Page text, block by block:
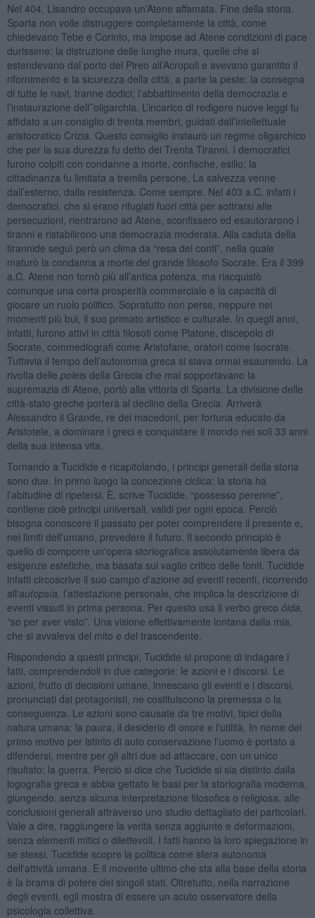
Nel 404, Lisandro occupava un’Atene affamata. Fine della storia.
Sparta non volle distruggere completamente la città, come
chiedevano Tebe e Corinto, ma impose ad Atene condizioni di pace
durissime: la distruzione delle lunghe mura, quelle che si
estendevano dal porto del Pireo all’Acropoli e avevano garantito il
rifornimento e la sicurezza della città, a parte la peste; la consegna
di tutte le navi, tranne dodici; l’abbattimento della democrazia e
l’instaurazione dell’’oligarchia. L’incarico di redigere nuove leggi fu
affidato a un consiglio di trenta membri, guidati dall’intellettuale
aristocratico Crizia. Questo consiglio instaurò un regime oligarchico
che per la sua durezza fu detto dei Trenta Tiranni. I democratici
furono colpiti con condanne a morte, confische, esilio; la
cittadinanza fu limitata a tremila persone. La salvezza venne
dall’esterno, dalla resistenza. Come sempre. Nel 403 a.C. infatti i
democratici, che si erano rifugiati fuori città per sottrarsi alle
persecuzioni, rientrarono ad Atene, sconfissero ed esautorarono i
tiranni e ristabilirono una democrazia moderata. Alla caduta della
tirannide seguì però un clima da “resa dei conti”, nella quale
maturò la condanna a morte del grande filosofo Socrate. Era il 399
a.C. Atene non tornò più all’antica potenza, ma riacquistò
comunque una certa prosperità commerciale e la capacità di
giocare un ruolo politico. Sopratutto non perse, neppure nei
momenti più bui, il suo primato artistico e culturale. In quegli anni,
infatti, furono attivi in città filosofi come Platone, discepolo di
Socrate, commediografi come Aristofane, oratori come Isocrate.
Tuttavia il tempo dell’autonomia greca si stava ormai esaurendo. La
rivolta delle poleisdella Grecia che mal sopportavano la
supremazia di Atene, portò alla vittoria di Sparta. La divisione delle
città-stato greche porterà al declino della Grecia. Arriverà
Alessandro il Grande, re dei macedoni, per fortuna educato da
Aristotele, a dominare i greci e conquistare il mondo nei soli 33 anni
della sua intensa vita.
Tornando a Tucidide e ricapitolando, i principi generali della storia
sono due. In primo luogo la concezione ciclica: la storia ha
l’abitudine di ripetersi. È, scrive Tucidide, “possesso perenne”,
contiene cioè principi universali, validi per ogni epoca. Perciò
bisogna conoscere il passato per poter comprendere il presente e,
nei limiti dell'umano, prevedere il futuro. Il secondo principio è
quello di comporre un'opera storiografica assolutamente libera da
esigenze estetiche, ma basata sul vaglio critico delle fonti. Tucidide
infatti circoscrive il suo campo d'azione ad eventi recenti, ricorrendo
all'autopsía, l’attestazione personale, che implica la descrizione di
eventi vissuti in prima persona. Per questo usa il verbo greco óida
“so per aver visto”. Una visione effettivamente lontana dalla mia,
che si avvaleva del mito e del trascendente.
Rispondendo a questi principi, Tucidide si propone di indagare i
fatti, comprendendoli in due categorie: le azioni e i discorsi. Le
azioni, frutto di decisioni umane, innescano gli eventi e i discorsi,
pronunciati dai protagonisti, ne costituiscono la premessa o la
conseguenza. Le azioni sono causate da tre motivi, tipici della
natura umana: la paura, il desiderio di onore e l'utilità. In nome del
primo motivo per istinto di auto conservazione l'uomo è portato a
difendersi, mentre per gli altri due ad attaccare, con un unico
risultato: la guerra. Perciò si dice che Tucidide si sia distinto dalla
logografia greca e abbia gettato le basi per la storiografia moderna,
giungendo, senza alcuna interpretazione filosofica o religiosa, alle
conclusioni generali attraverso uno studio dettagliato dei particolari.
Vale a dire, raggiungere la verità senza aggiunte e deformazioni,
senza elementi mitici o dilettevoli. I fatti hanno la loro spiegazione in
se stessi. Tucidide scopre la politica come sfera autonoma
dell'attività umana. E il movente ultimo che sta alla base della storia
è la brama di potere dei singoli stati. Oltretutto, nella narrazione
degli eventi, egli mostra di essere un acuto osservatore della
psicologia collettiva.